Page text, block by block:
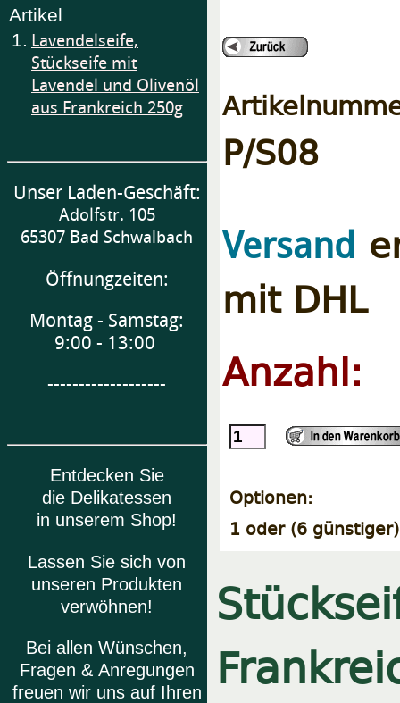
Artikel
1. Lavendelseife,
Stückseife mit
Lavendel und Olivenöl
aus Frankreich 250g
Unser Laden-Geschäft:
Adolfstr. 105
65307 Bad Schwalbach
Öffnungzeiten:
Montag - Samstag:
9:00 - 13:00
-------------------
Entdecken Sie
die Delikatessen
in unserem Shop!
Lassen Sie sich von
unseren Produkten
verwöhnen!
Bei allen Wünschen,
Fragen & Anregungen
freuen wir uns auf Ihren
P/S08
Versand
mit DHL
Anzahl:
Optionen:
1 oder (6